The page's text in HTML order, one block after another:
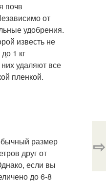
почв
от
удобрения.
известь не
1 кг
удаляют все
пленкой.
размер
друг от
если вы
до 6-8
⇨